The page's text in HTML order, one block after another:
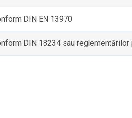
DIN EN 13970
DIN 18234 sau